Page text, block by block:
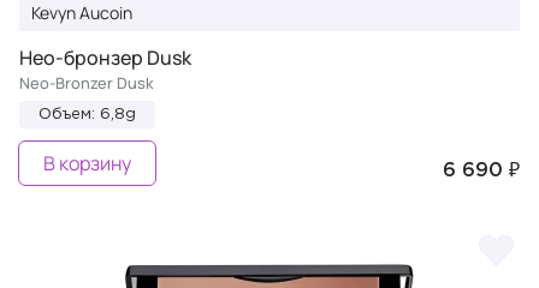
Kevyn Aucoin
Нео-бронзер Dusk
Neo-Bronzer Dusk
Объем: 6,8g
6 690 ₽
В корзину